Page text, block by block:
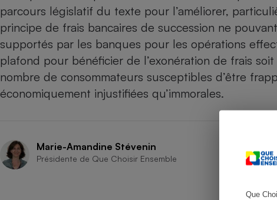
Que
parcours législatif du texte pour l’améliorer,
principe de frais bancaires de succession ne
supportés par les banques pour les opérations
plafond pour bénéficier de l’exonération de frais
nombre de consommateurs susceptibles d’être
économiquement injustifiées qu’immorales.
Marie-Amandine Stévenin
Présidente de Que Choisir Ensemble